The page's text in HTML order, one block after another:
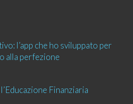
l’app che ho sviluppato per
alla perfezione
Finanziaria